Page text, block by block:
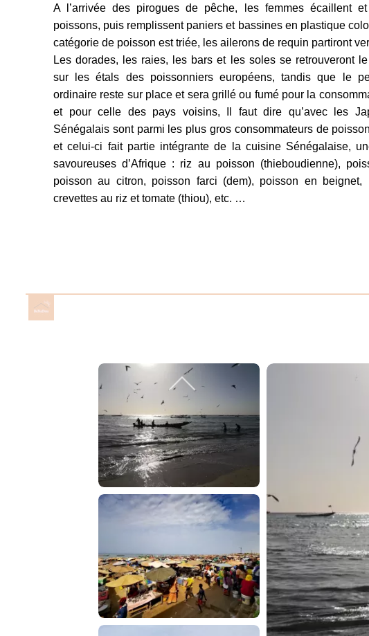
A l’arrivée des pirogues de pêche, les femmes écaillent
poissons, puis remplissent paniers et bassines en plastique
catégorie de poisson est triée, les ailerons de requin partiront
Les dorades, les raies, les bars et les soles se retrouveront
sur les étals des poissonniers européens, tandis que le
ordinaire reste sur place et sera grillé ou fumé pour la
et pour celle des pays voisins, Il faut dire qu’avec les
Sénégalais sont parmi les plus gros consommateurs de
et celui-ci fait partie intégrante de la cuisine Sénégalaise,
savoureuses d’Afrique : riz au poisson (thieboudienne),
poisson au citron, poisson farci (dem), poisson en beignet,
crevettes au riz et tomate (thiou), etc. …